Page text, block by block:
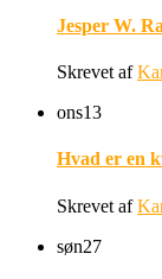
Jesper W.
Skrevet af
ons13
Hvad er en
Skrevet af
søn27